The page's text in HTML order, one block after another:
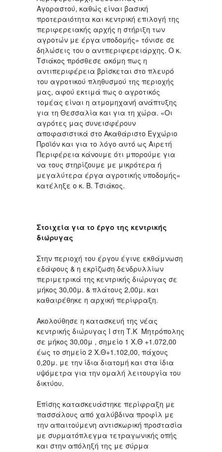
Αγοραστού, καθώς είναι βασική
προτεραιότητα και κεντρική επιλογή της
περιφερειακής αρχής η στήριξη των
αγροτών με έργα υποδομής» τόνισε σε
δηλώσεις του ο αντπεριφερειάρχης. Ο κ.
Τσιάκος πρόσθεσε ακόμη πως η
αντιπεριφέρεια βρίσκεται στο πλευρό
του αγροτικού πληθυσμού της περιοχής
μας, αφού εκτιμά πως ο αγροτικός
τομέας είναι η ατμομηχανή ανάπτυξης
για τη Θεσσαλία και για τη χώρα. «Οι
αγρότες μας συνεισφέρουν
αποφασιστικά στο Ακαθάριστο Εγχώριο
Προϊόν και για το λόγο αυτό ως Αιρετή
Περιφέρεια κάνουμε ότι μπορούμε για
να τους στηρίζουμε με μικρότερα ή
μεγαλύτερα έργα αγροτικής υποδομής»
κατέληξε ο κ. Β. Τσιάκος.
Στοιχεία για το έργο της κεντρικής
διώρυγας
Στην περιοχή του έργου έγινε εκθάμνωση
εδάφους & η εκρίζωση δενδρυλλίων
περιμετρικά της κεντρικής διώρυγας σε
μήκος 30,00μ. & πλάτους 2,00μ. και
καθαιρέθηκε η αρχική περίφραξη.
Ακολούθησε η κατασκευή της νέας
κεντρικής διώρυγας Ι στη Τ.Κ Μητρόπολης
σε μήκος 30,00μ , σημείο 1 Χ.Θ +1.072,00
έως το σημείο 2 Χ.Θ+1.102,00, πάχους
0,20μ. με την ίδια διατομή και στα ίδια
υψόμετρα για την ομαλή λειτουργία του
δικτύου.
Επίσης κατασκευάστηκε περίφραξη με
πασσάλους από χαλύβδινα προφίλ με
την απαιτούμενη αντισκωρική προστασία
με συρματόπλεγμα τετραγωνικής οπής
και στην απόληξή της με σύρμα